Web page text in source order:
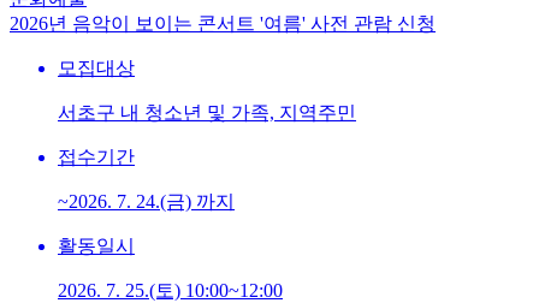
2026년 음악이 보이는 콘서트 '여름' 사전 관람 신청
모집대상
서초구 내 청소년 및 가족, 지역주민
접수기간
~2026. 7. 24.(금) 까지
활동일시
2026. 7. 25.(토) 10:00~12:00